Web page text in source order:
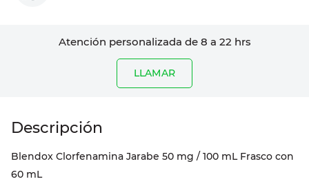
Atención personalizada de 8 a 22 hrs
LLAMAR
Blendox Clorfenamina Jarabe 50 mg / 100 mL Frasco con
60 mL